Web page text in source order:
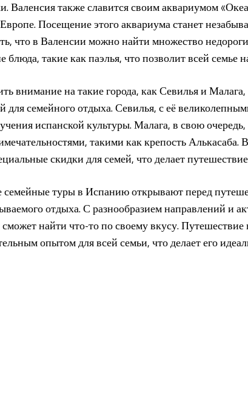
Валенсия также славится своим аквариумом
Посещение этого аквариума станет
что в Валенсии можно найти множество
такие как паэлья, что позволит всей семье
внимание на такие города, как Севилья и
для семейного отдыха. Севилья, с её
испанской культуры. Малага, в свою
такими как крепость Алькасаба.
скидки для семей, что делает
туры в Испанию открывают перед
отдыха. С разнообразием направлений и
сможет найти что-то по своему вкусу.
опытом для всей семьи, что делает его